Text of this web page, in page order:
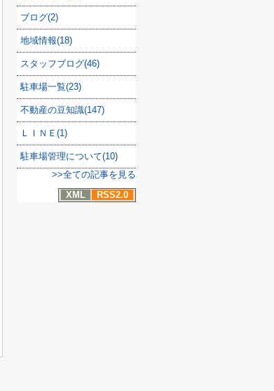
ブログ(2)
地域情報(18)
スタッフブログ(46)
駐車場一覧(23)
不動産の豆知識(147)
ＬＩＮＥ(1)
駐車場管理について(10)
>>全ての記事を見る
XML
RSS2.0